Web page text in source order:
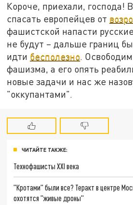
Короче, приехали, господа!
спасать европейцев от
фашистской напасти
не будут – дальше границ
идти бесполезно.
фашизма, а его опять
новые задачи и нас же
"оккупантами".
ЧИТАЙТЕ ТАКЖЕ:
Технофашисты XXI века
"Кротами" были все? Теракт в центре
охотятся "живые дроны"